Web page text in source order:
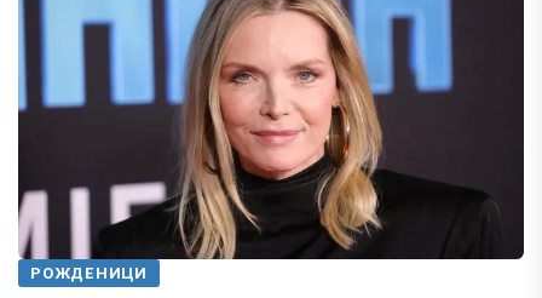
РОЖДЕНИЦИ